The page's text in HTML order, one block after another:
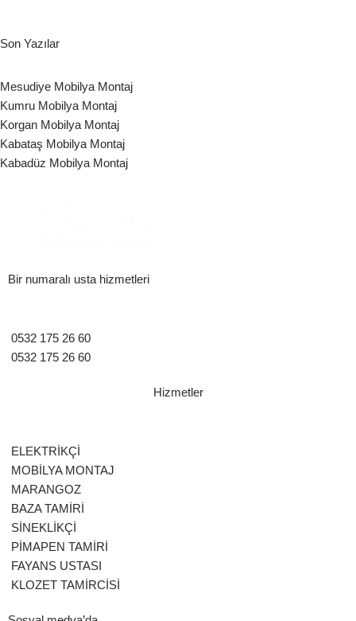
Son Yazılar
Mesudiye Mobilya Montaj
Kumru Mobilya Montaj
Korgan Mobilya Montaj
Kabataş Mobilya Montaj
Kabadüz Mobilya Montaj
Bir numaralı usta hizmetleri
0532 175 26 60
0532 175 26 60
Hizmetler
ELEKTRİKÇİ
MOBİLYA MONTAJ
MARANGOZ
BAZA TAMİRİ
SİNEKLİKÇİ
PİMAPEN TAMİRİ
FAYANS USTASI
KLOZET TAMİRCİSİ